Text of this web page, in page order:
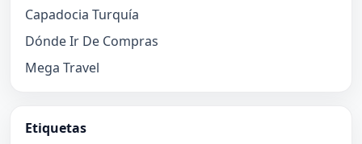
Capadocia Turquía
Dónde Ir De Compras
Mega Travel
Etiquetas